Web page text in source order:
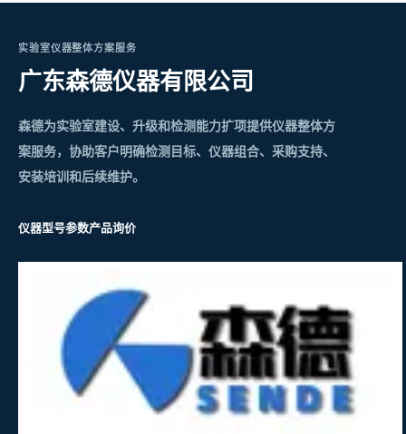
实验室仪器整体方案服务
广东森德仪器有限公司
森德为实验室建设、升级和检测能力扩项提供仪器整体方
案服务，协助客户明确检测目标、仪器组合、采购支持、
安装培训和后续维护。
仪器型号参数产品询价